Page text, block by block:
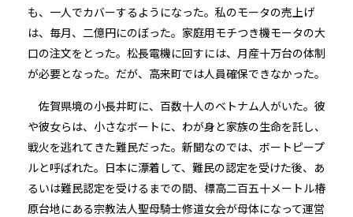
も、一人でカバーするようになった。私のモータの売上げ
は、毎月、二億円にのぼった。家庭用モチつき機モータの大
口の注文をとった。松長電機に回すには、月産十万台の体制
が必要となった。だが、高来町では人員確保できなかった。
佐賀県境の小長井町に、百数十人のベトナム人がいた。彼
や彼女らは、小さなボートに、わが身と家族の生命を託し、
戦火を逃れてきた難民だった。新聞なのでは、ボートピープ
ルと呼ばれた。日本に漂着して、難民の認定を受けた後、あ
るいは難民認定を受けるまでの間、標高二百五十メートル椿
原台地にある宗教法人聖母騎士修道女会が母体になって運営